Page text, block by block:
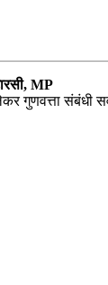
MP
गुणवत्ता